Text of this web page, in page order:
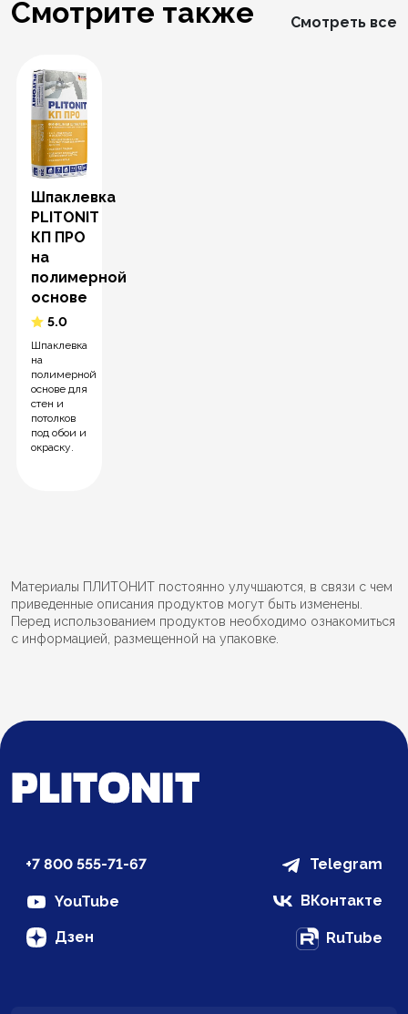
Смотрите также Смотреть все
Шпаклевка
PLITONIT
КП ПРО
на
полимерной
основе
5.0
Шпаклевка
на
полимерной
основе для
стен и
потолков
под обои и
окраску.
Материалы ПЛИТОНИТ постоянно улучшаются, в связи с чем
приведенные описания продуктов могут быть изменены.
Перед использованием продуктов необходимо ознакомиться
с информацией, размещенной на упаковке.
+7 800 555-71-67 Telegram
YouTube ВКонтакте
Дзен RuTube